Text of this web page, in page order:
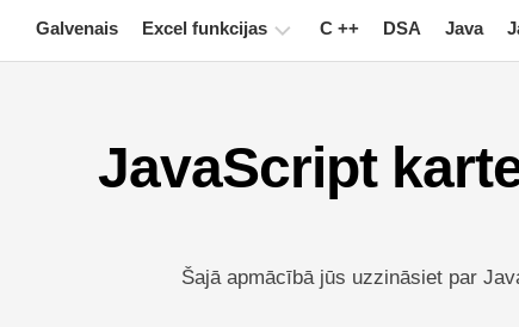
content
Galvenais Excel funkcijas
Excel
padomi
Glosārijs
C ++ DSA Java
JavaScript
Šajā apmācībā jūs uzzināsiet par